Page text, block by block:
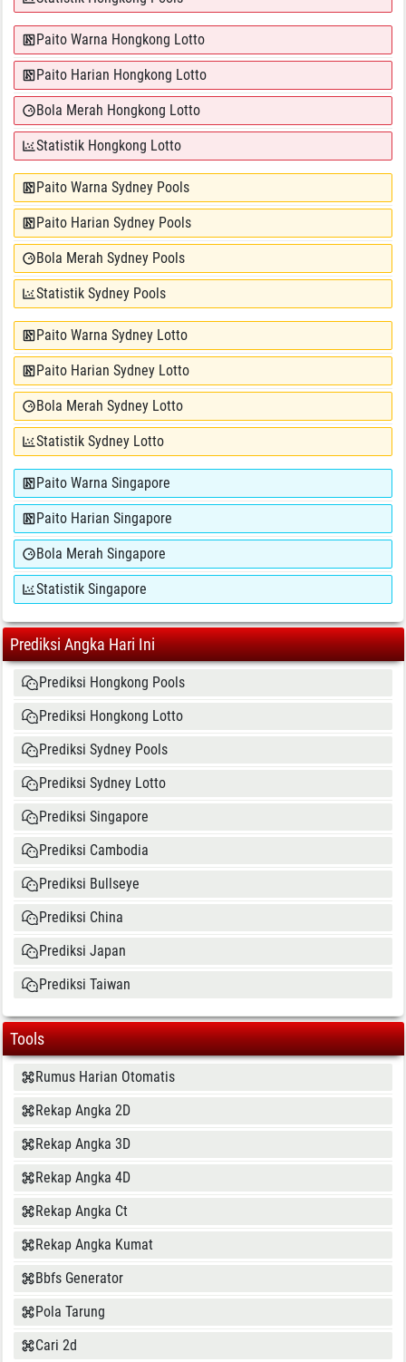
Paito Warna Hongkong Lotto
Paito Harian Hongkong Lotto
Bola Merah Hongkong Lotto
Statistik Hongkong Lotto
Paito Warna Sydney Pools
Paito Harian Sydney Pools
Bola Merah Sydney Pools
Statistik Sydney Pools
Paito Warna Sydney Lotto
Paito Harian Sydney Lotto
Bola Merah Sydney Lotto
Statistik Sydney Lotto
Paito Warna Singapore
Paito Harian Singapore
Bola Merah Singapore
Statistik Singapore
Prediksi Angka Hari Ini
Prediksi Hongkong Pools
Prediksi Hongkong Lotto
Prediksi Sydney Pools
Prediksi Sydney Lotto
Prediksi Singapore
Prediksi Cambodia
Prediksi Bullseye
Prediksi China
Prediksi Japan
Prediksi Taiwan
Tools
Rumus Harian Otomatis
Rekap Angka 2D
Rekap Angka 3D
Rekap Angka 4D
Rekap Angka Ct
Rekap Angka Kumat
Bbfs Generator
Pola Tarung
Cari 2d